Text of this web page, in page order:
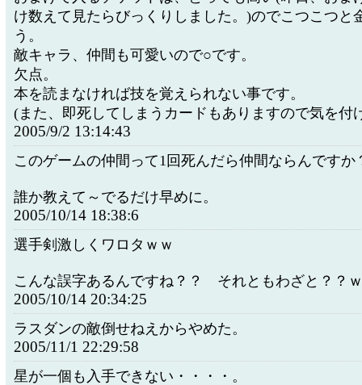
け数えて見たらびっくりしました。)のでこつこつと
う。
敵キャラ、仲間も可愛いので○です。
欠点。
本を読まなければ技を覚えられない事です。
(また、即死してしまうカードもありますので気を付
2005/9/2 13:14:43
このゲームの仲間って1回死んだら仲間ならんですか
誰か教えて～でるだけ早めに。
2005/10/14 18:38:6
選手剣激しくワロタｗｗ
こんな誤字あるんですね？？ それともわざと？？ｗ
2005/10/14 20:34:25
ラスダンの敵倒せねえからやめた。
2005/11/1 22:29:58
星が一個も入手できない・・・・。